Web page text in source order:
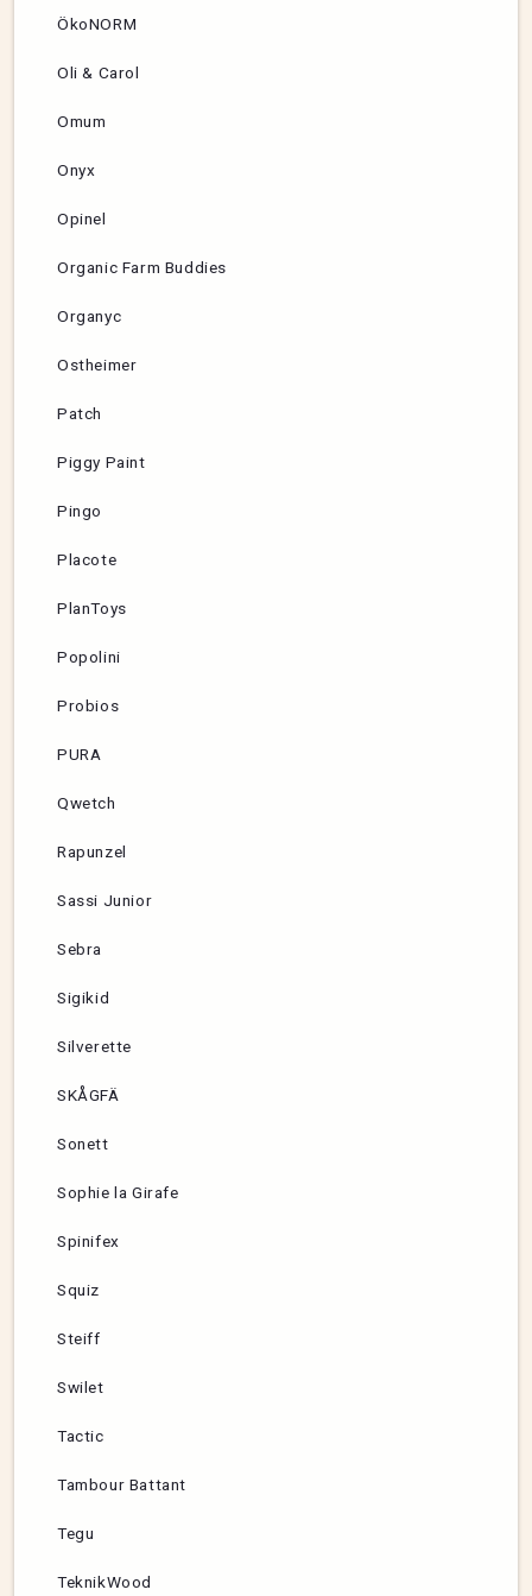
ÖkoNORM
Oli & Carol
Omum
Onyx
Opinel
Organic Farm Buddies
Organyc
Ostheimer
Patch
Piggy Paint
Pingo
Placote
PlanToys
Popolini
Probios
PURA
Qwetch
Rapunzel
Sassi Junior
Sebra
Sigikid
Silverette
SKÅGFÄ
Sonett
Sophie la Girafe
Spinifex
Squiz
Steiff
Swilet
Tactic
Tambour Battant
Tegu
TeknikWood